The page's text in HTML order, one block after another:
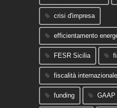
crisi d'impresa
efficientamento
FESR Sicilia
fiscalità internazionale
funding GAAP